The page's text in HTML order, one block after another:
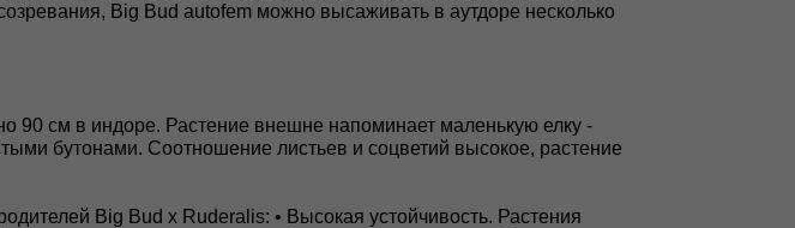
Big Bud autofem можно высаживать в аутдоре несколько
90 см в индоре. Растение внешне напоминает маленькую елку -
бутонами. Соотношение листьев и соцветий высокое, растение
Big Bud x Ruderalis: • Высокая устойчивость. Растения